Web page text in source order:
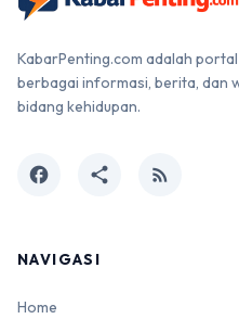
KabarPenting.com adalah
berbagai informasi, berita, dan
bidang kehidupan.
facebook share rss_feed
NAVIGASI
Home